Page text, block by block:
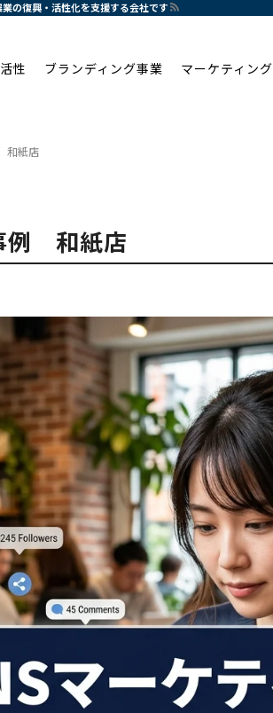
の復興・活性化を支援する会社です
性 ブランディング事業 マーケティング
和紙店
例 和紙店